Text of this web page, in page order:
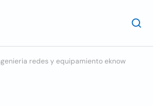
redes y equipamiento eknow